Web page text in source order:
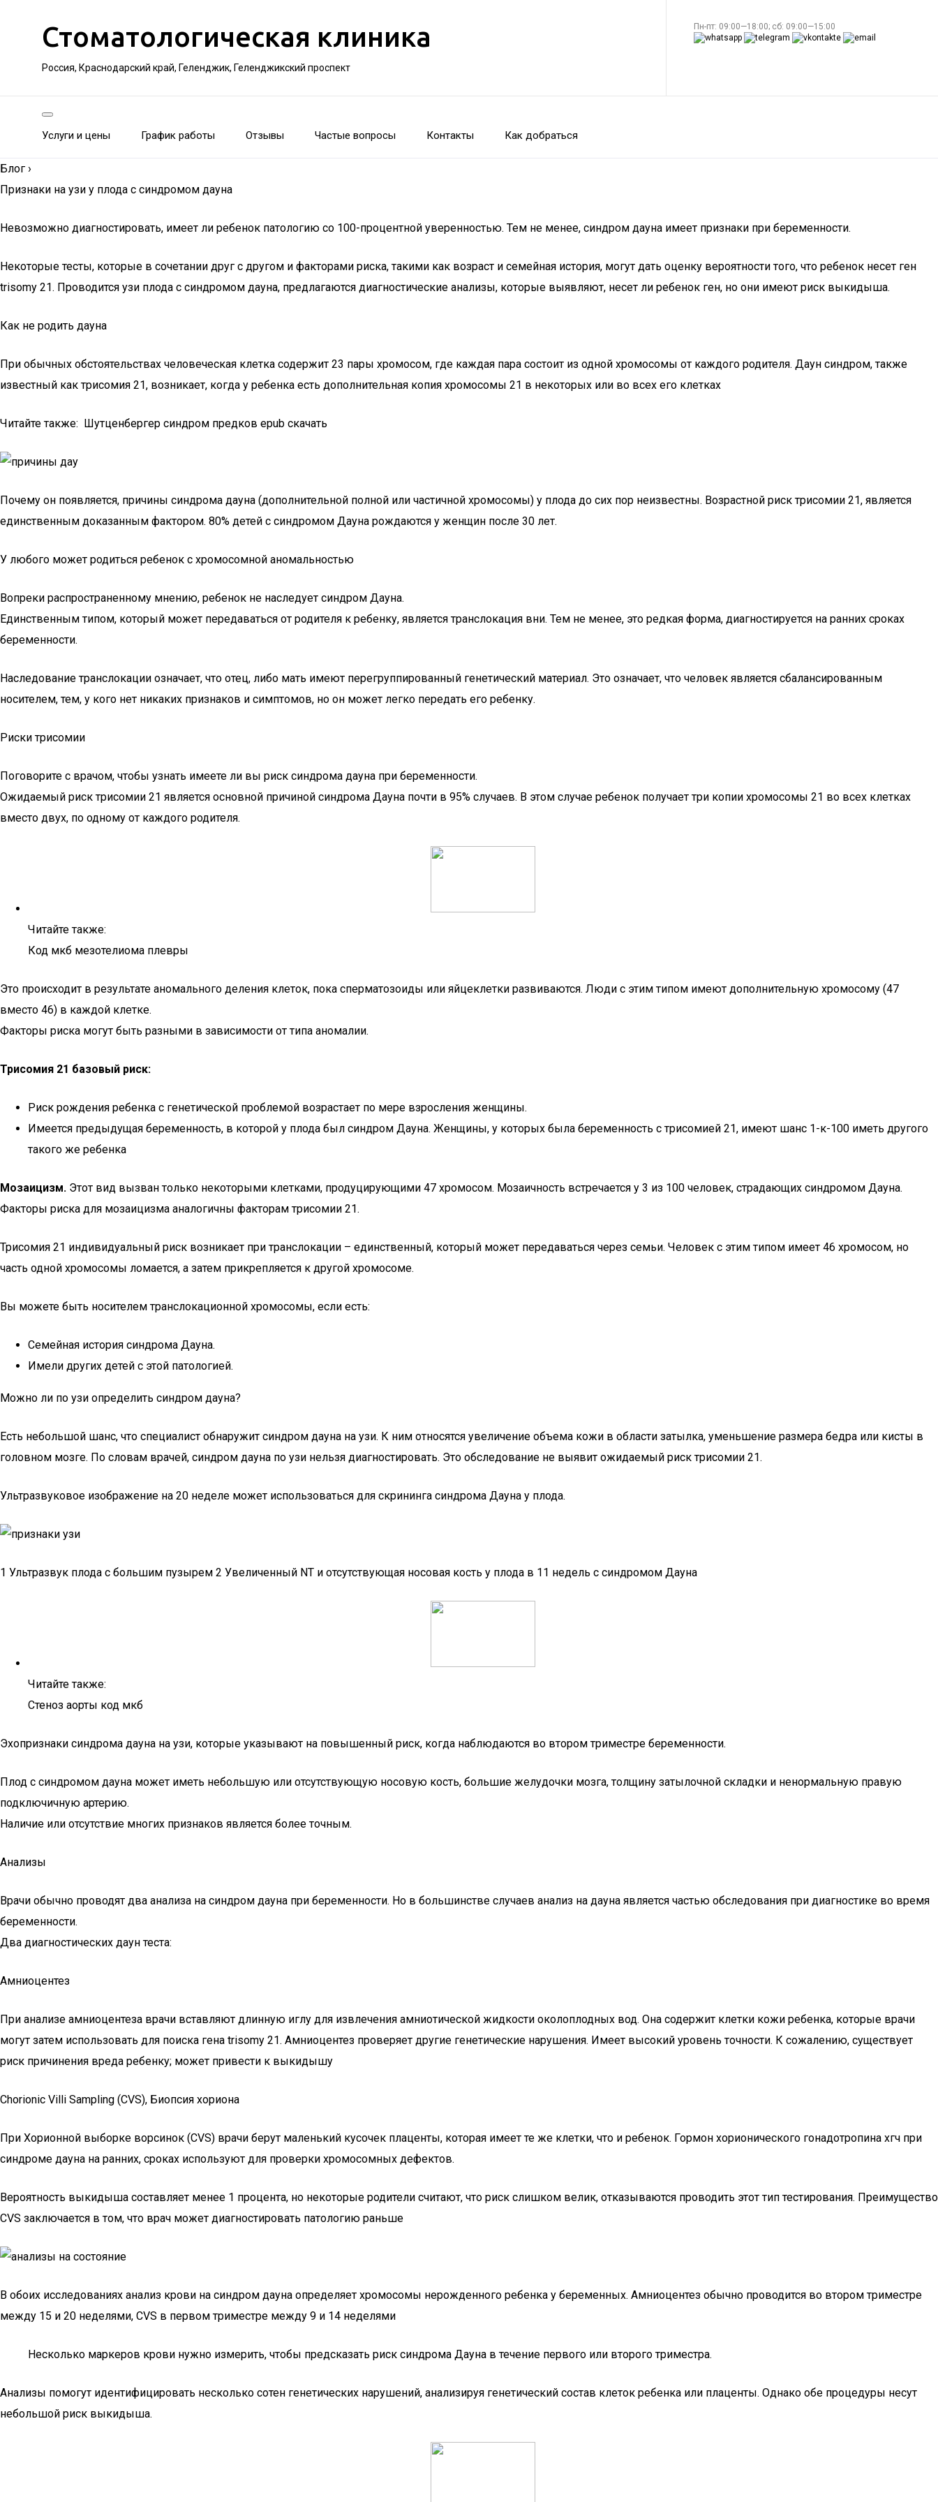
Стоматологическая клиника
Россия, Краснодарский край, Геленджик, Геленджикский проспект
Пн-пт: 09:00—18:00; сб: 09:00—15:00
Услуги и цены График работы Отзывы Частые вопросы Контакты Как добраться
Блог ›
Признаки на узи у плода с синдромом дауна
Невозможно диагностировать, имеет ли ребенок патологию со 100-процентной уверенностью. Тем не менее, синдром дауна имеет признаки при беременности.
Некоторые тесты, которые в сочетании друг с другом и факторами риска, такими как возраст и семейная история, могут дать оценку вероятности того, что ребенок несет ген
trisomy 21. Проводится узи плода с синдромом дауна, предлагаются диагностические анализы, которые выявляют, несет ли ребенок ген, но они имеют риск выкидыша.
Как не родить дауна
При обычных обстоятельствах человеческая клетка содержит 23 пары хромосом, где каждая пара состоит из одной хромосомы от каждого родителя. Даун синдром, также
известный как трисомия 21, возникает, когда у ребенка есть дополнительная копия хромосомы 21 в некоторых или во всех его клетках
Читайте также: Шутценбергер синдром предков epub скачать
Почему он появляется, причины синдрома дауна (дополнительной полной или частичной хромосомы) у плода до сих пор неизвестны. Возрастной риск трисомии 21, является
единственным доказанным фактором. 80% детей с синдромом Дауна рождаются у женщин после 30 лет.
У любого может родиться ребенок с хромосомной аномальностью
Вопреки распространенному мнению, ребенок не наследует синдром Дауна.
Единственным типом, который может передаваться от родителя к ребенку, является транслокация вни. Тем не менее, это редкая форма, диагностируется на ранних сроках
беременности.
Наследование транслокации означает, что отец, либо мать имеют перегруппированный генетический материал. Это означает, что человек является сбалансированным
носителем, тем, у кого нет никаких признаков и симптомов, но он может легко передать его ребенку.
Риски трисомии
Поговорите с врачом, чтобы узнать имеете ли вы риск синдрома дауна при беременности.
Ожидаемый риск трисомии 21 является основной причиной синдрома Дауна почти в 95% случаев. В этом случае ребенок получает три копии хромосомы 21 во всех клетках
вместо двух, по одному от каждого родителя.
Читайте также:
Код мкб мезотелиома плевры
Это происходит в результате аномального деления клеток, пока сперматозоиды или яйцеклетки развиваются. Люди с этим типом имеют дополнительную хромосому (47
вместо 46) в каждой клетке.
Факторы риска могут быть разными в зависимости от типа аномалии.
Трисомия 21 базовый риск:
Риск рождения ребенка с генетической проблемой возрастает по мере взросления женщины.
Имеется предыдущая беременность, в которой у плода был синдром Дауна. Женщины, у которых была беременность с трисомией 21, имеют шанс 1-к-100 иметь другого
такого же ребенка
Мозаицизм. Этот вид вызван только некоторыми клетками, продуцирующими 47 хромосом. Мозаичность встречается у 3 из 100 человек, страдающих синдромом Дауна.
Факторы риска для мозаицизма аналогичны факторам трисомии 21.
Трисомия 21 индивидуальный риск возникает при транслокации – единственный, который может передаваться через семьи. Человек с этим типом имеет 46 хромосом, но
часть одной хромосомы ломается, а затем прикрепляется к другой хромосоме.
Вы можете быть носителем транслокационной хромосомы, если есть:
Семейная история синдрома Дауна.
Имели других детей с этой патологией.
Можно ли по узи определить синдром дауна?
Есть небольшой шанс, что специалист обнаружит синдром дауна на узи. К ним относятся увеличение объема кожи в области затылка, уменьшение размера бедра или кисты в
головном мозге. По словам врачей, синдром дауна по узи нельзя диагностировать. Это обследование не выявит ожидаемый риск трисомии 21.
Ультразвуковое изображение на 20 неделе может использоваться для скрининга синдрома Дауна у плода.
1 Ультразвук плода с большим пузырем 2 Увеличенный NT и отсутствующая носовая кость у плода в 11 недель с синдромом Дауна
Читайте также:
Стеноз аорты код мкб
Эхопризнаки синдрома дауна на узи, которые указывают на повышенный риск, когда наблюдаются во втором триместре беременности.
Плод с синдромом дауна может иметь небольшую или отсутствующую носовую кость, большие желудочки мозга, толщину затылочной складки и ненормальную правую
подключичную артерию.
Наличие или отсутствие многих признаков является более точным.
Анализы
Врачи обычно проводят два анализа на синдром дауна при беременности. Но в большинстве случаев анализ на дауна является частью обследования при диагностике во время
беременности.
Два диагностических даун теста:
Амниоцентез
При анализе амниоцентеза врачи вставляют длинную иглу для извлечения амниотической жидкости околоплодных вод. Она содержит клетки кожи ребенка, которые врачи
могут затем использовать для поиска гена trisomy 21. Амниоцентез проверяет другие генетические нарушения. Имеет высокий уровень точности. К сожалению, существует
риск причинения вреда ребенку; может привести к выкидышу
Chorionic Villi Sampling (CVS), Биопсия хориона
При Хорионной выборке ворсинок (CVS) врачи берут маленький кусочек плаценты, которая имеет те же клетки, что и ребенок. Гормон хорионического гонадотропина хгч при
синдроме дауна на ранних, сроках используют для проверки хромосомных дефектов.
Вероятность выкидыша составляет менее 1 процента, но некоторые родители считают, что риск слишком велик, отказываются проводить этот тип тестирования. Преимущество
CVS заключается в том, что врач может диагностировать патологию раньше
В обоих исследованиях анализ крови на синдром дауна определяет хромосомы нерожденного ребенка у беременных. Амниоцентез обычно проводится во втором триместре
между 15 и 20 неделями, CVS в первом триместре между 9 и 14 неделями
Несколько маркеров крови нужно измерить, чтобы предсказать риск синдрома Дауна в течение первого или второго триместра.
Анализы помогут идентифицировать несколько сотен генетических нарушений, анализируя генетический состав клеток ребенка или плаценты. Однако обе процедуры несут
небольшой риск выкидыша.